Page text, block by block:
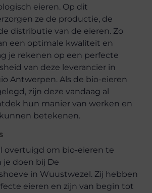
eieren. Op dit
ze de productie, de
distributie van de eieren. Zo
een optimale kwaliteit en
je rekenen op een perfecte
van deze leverancier in
Antwerpen. Als de bio-eieren
zijn deze vandaag al
hun manier van werken en
betekenen.
overtuigd om bio-eieren te
je doen bij De
in Wuustwezel. Zij hebben
eieren en zijn van begin tot